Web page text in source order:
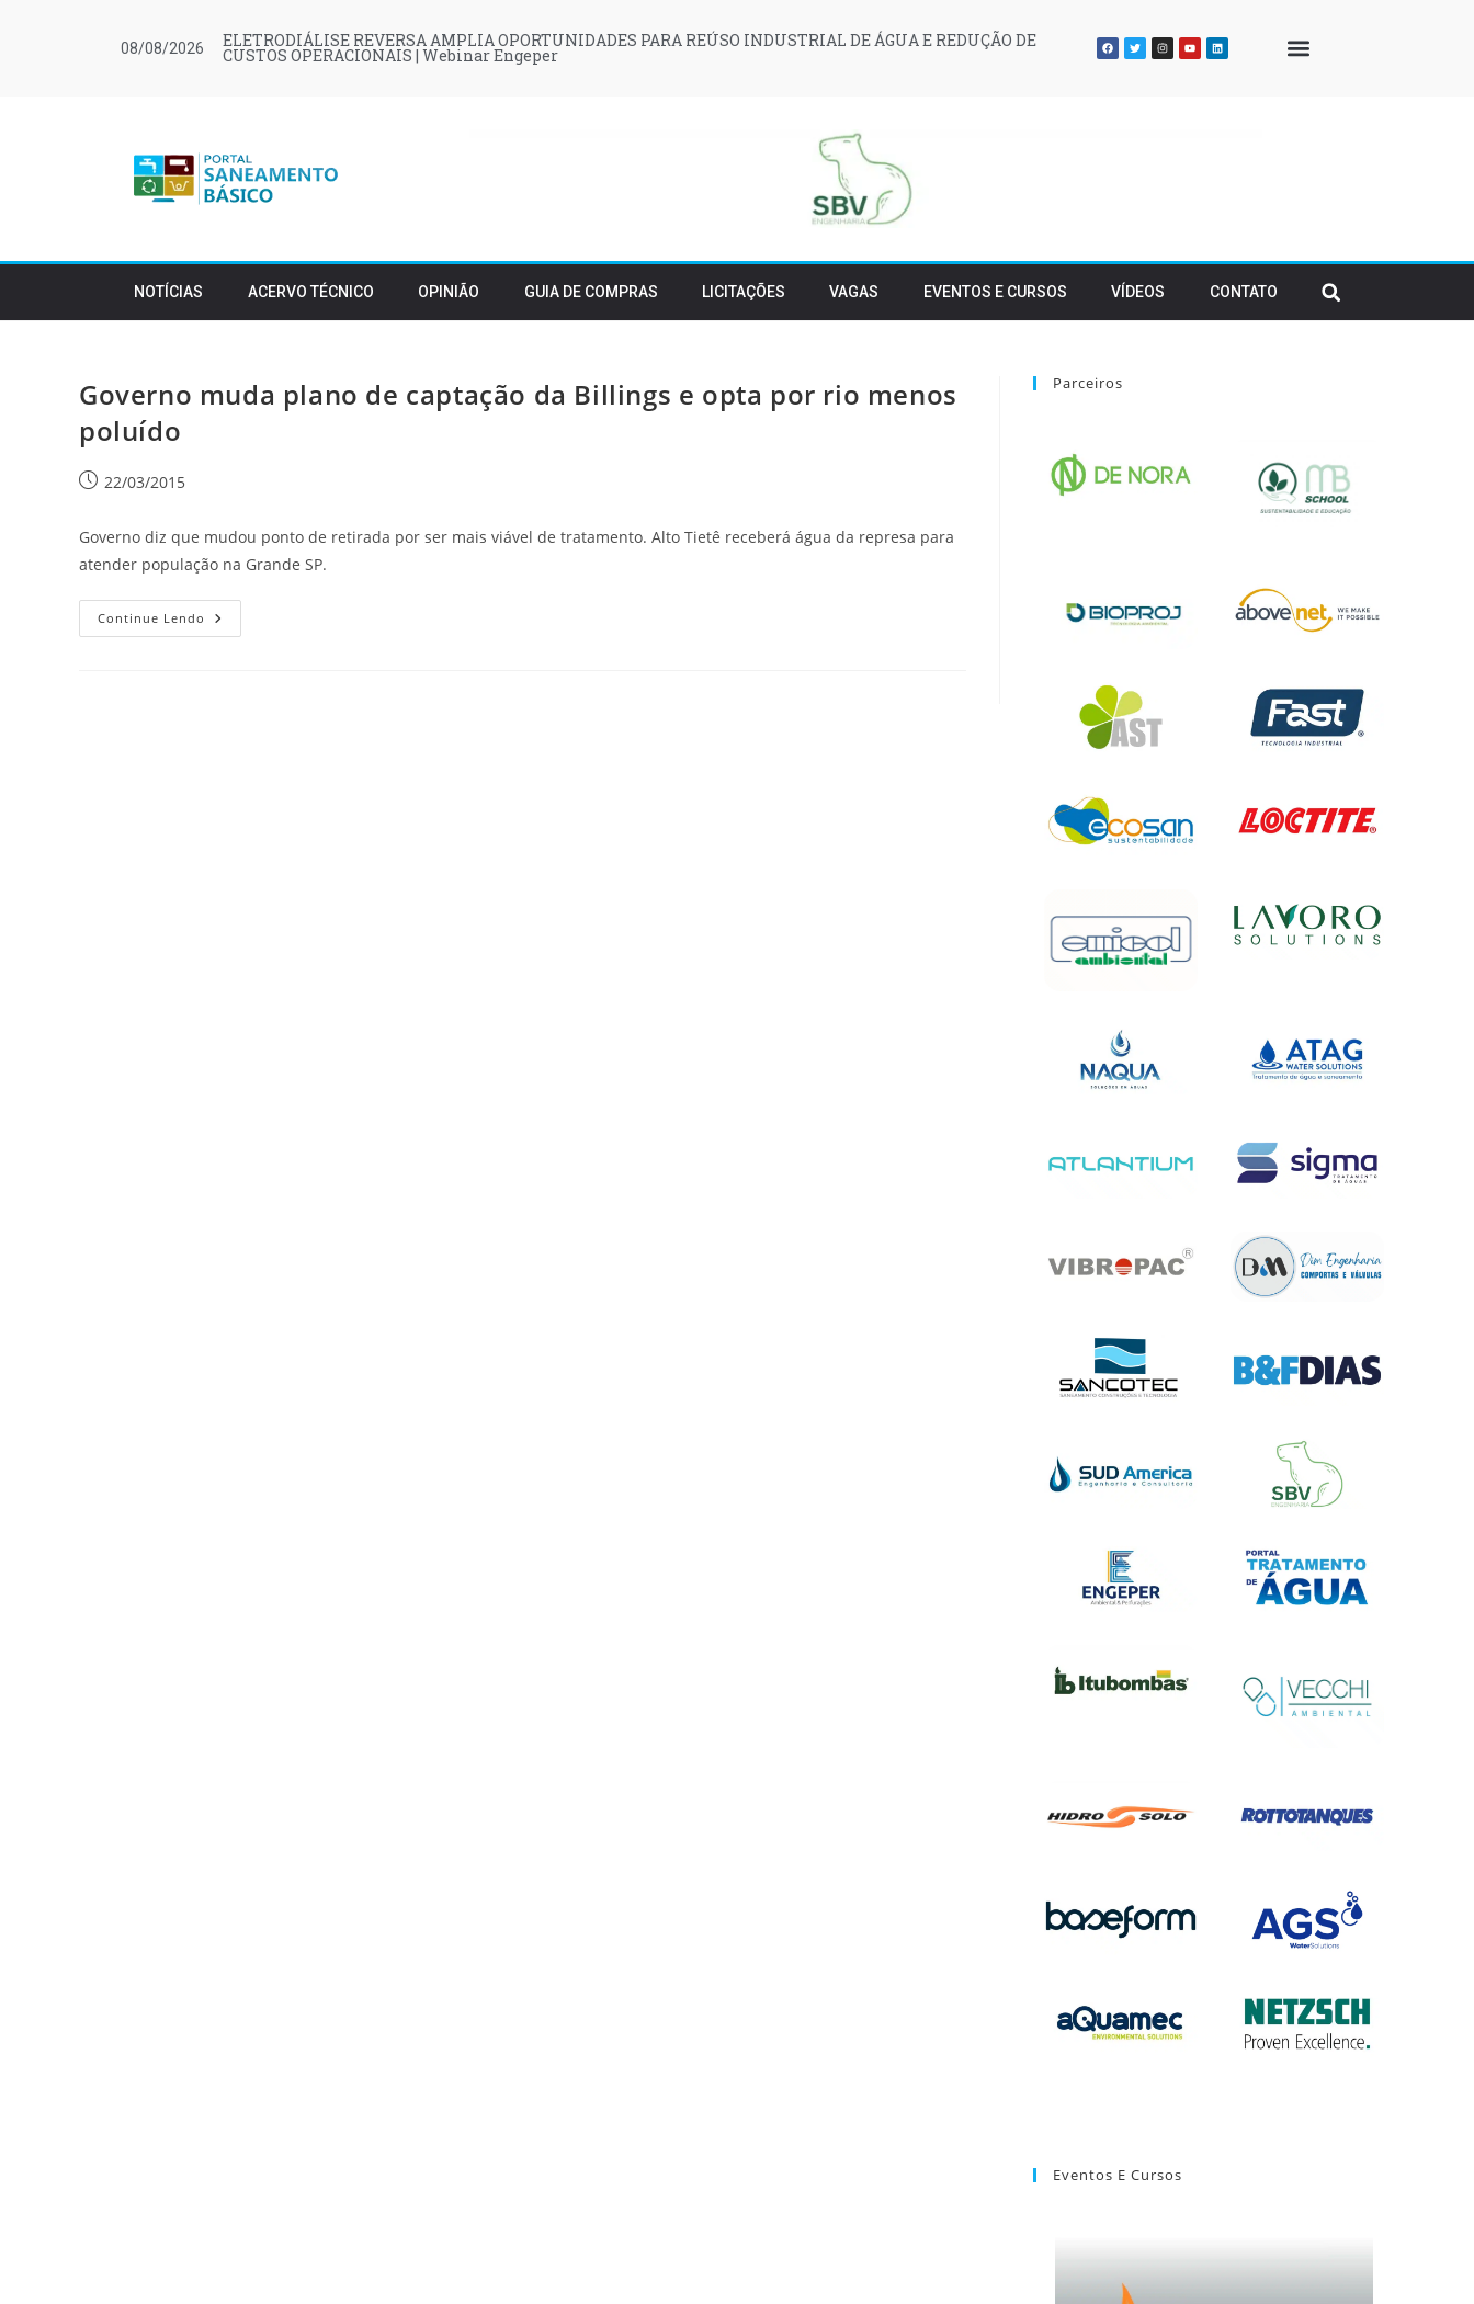
08/08/2026 ELETRODIÁLISE REVERSA AMPLIA OPORTUNIDADES PARA REÚSO INDUSTRIAL DE ÁGUA E REDUÇÃO DE
CUSTOS OPERACIONAIS | Webinar Engeper
NOTÍCIAS ACERVO TÉCNICO OPINIÃO GUIA DE COMPRAS LICITAÇÕES VAGAS EVENTOS E CURSOS VÍDEOS CONTATO
Governo muda plano de captação da Billings e opta por rio menos
poluído
22/03/2015
Governo diz que mudou ponto de retirada por ser mais viável de tratamento. Alto Tietê receberá água da represa para
atender população na Grande SP.
Continue Lendo
Parceiros
Eventos E Cursos